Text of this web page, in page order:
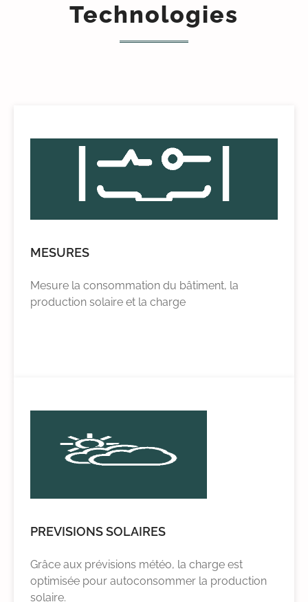
Technologies
MESURES
Mesure la consommation du bâtiment, la
production solaire et la charge
PREVISIONS SOLAIRES
Grâce aux prévisions météo, la charge est
optimisée pour autoconsommer la production
solaire.